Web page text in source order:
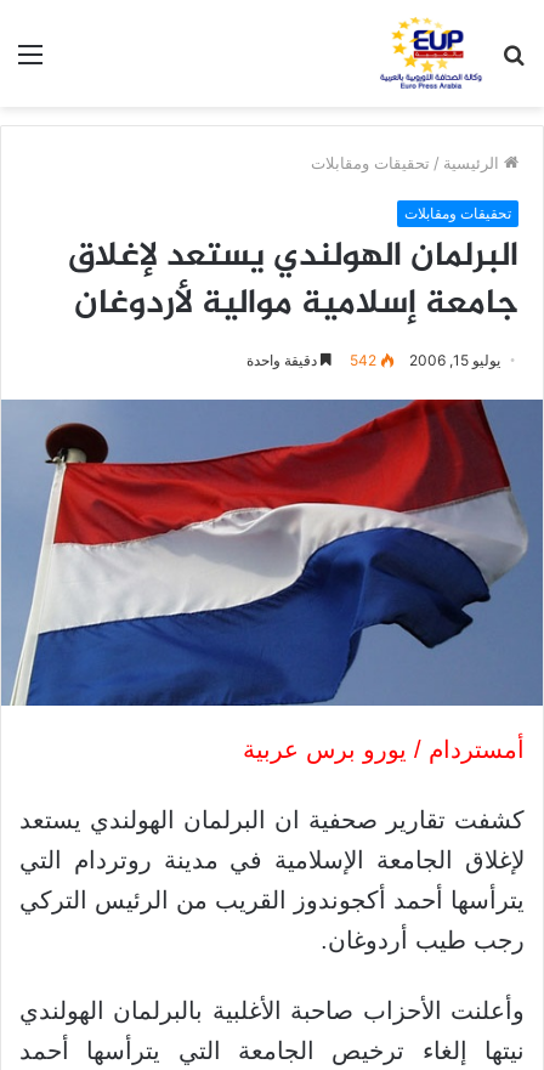
عن
الرئيسية / تحقيقات ومقابلات
تحقيقات ومقابلات
البرلمان الهولندي يستعد لإغلاق
جامعة إسلامية موالية لأردوغان
يوليو 15, 2006 542 دقيقة واحدة
أمستردام / يورو برس عربية
كشفت تقارير صحفية ان البرلمان الهولندي يستعد
لإغلاق الجامعة الإسلامية في مدينة روتردام التي
يترأسها أحمد أكجوندوز القريب من الرئيس التركي
رجب طيب أردوغان.
وأعلنت الأحزاب صاحبة الأغلبية بالبرلمان الهولندي
نيتها إلغاء ترخيص الجامعة التي يترأسها أحمد